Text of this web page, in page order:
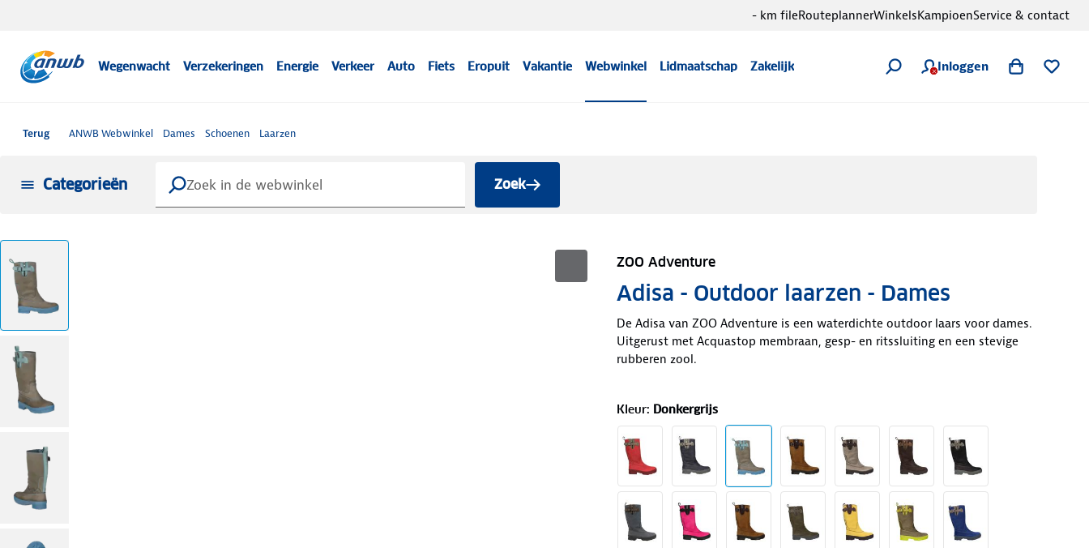
Wegenwacht Verzekeringen Energie Verkeer Auto Fiets Eropuit Vakantie Webwinkel Lidmaatschap Zakelijk Inloggen
- km fileRouteplannerWinkelsKampioenService & contact
Terug ANWB Webwinkel Dames Schoenen Laarzen
Categorieën Zoek
ZOO Adventure
Adisa - Outdoor laarzen - Dames
De Adisa van ZOO Adventure is een waterdichte outdoor laars voor dames.
Uitgerust met Acquastop membraan, gesp- en ritssluiting en een stevige
rubberen zool.
Kleur: Donkergrijs